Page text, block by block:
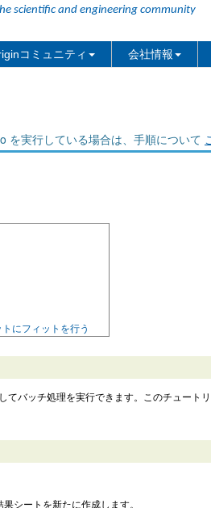
scientific and engineering community
コミュニティ 会社情報
を実行している場合は、手順について
にフィットを行う
バッチ処理を実行できます。このチュー
シートを新たに作成します。